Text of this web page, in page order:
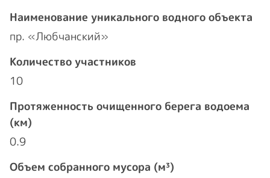
Наименование уникального водного объекта
пр. «Любчанский»
Количество участников
10
Протяженность очищенного берега водоема
(км)
0.9
Объем собранного мусора (м³)